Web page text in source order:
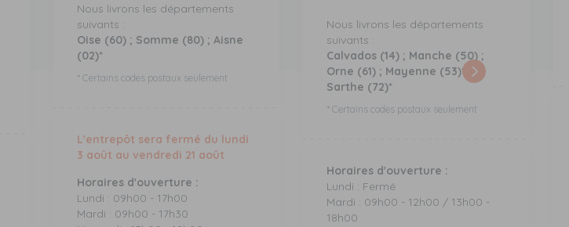
Nous livrons les départements
suivants :
Oise (60) ; Somme (80) ; Aisne
(02)*
* Certains codes postaux seulement
L'entrepôt sera fermé du lundi
3 août au vendredi 21 août
Horaires d'ouverture :
Lundi : 09h00 - 17h00
Mardi : 09h00 - 17h30
Nous livrons les départements
suivants :
Calvados (14) ; Manche (50) ;
Orne (61) ; Mayenne (53)* ;
Sarthe (72)*
* Certains codes postaux seulement
Horaires d'ouverture :
Lundi : Fermé
Mardi : 09h00 - 12h00 / 13h00 -
18h00